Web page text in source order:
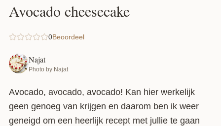
Avocado cheesecake
0Beoordeel
Najat
Photo by Najat
Avocado, avocado, avocado! Kan hier werkelijk
geen genoeg van krijgen en daarom ben ik weer
geneigd om een heerlijk recept met jullie te gaan